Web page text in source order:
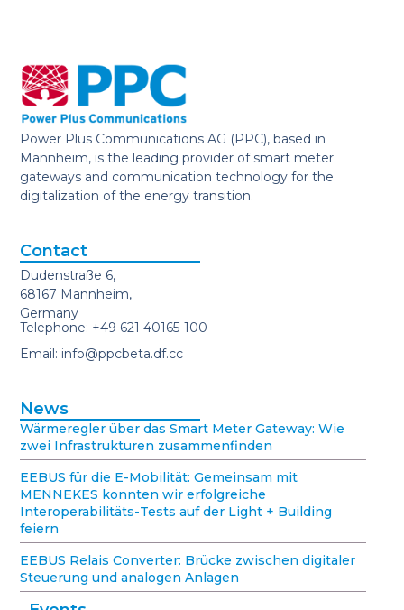
Power Plus Communications AG (PPC), based in
Mannheim, is the leading provider of smart meter
gateways and communication technology for the
digitalization of the energy transition.
News
Wärmeregler über das Smart Meter Gateway: Wie
zwei Infrastrukturen zusammenfinden
EEBUS für die E-Mobilität: Gemeinsam mit
MENNEKES konnten wir erfolgreiche
Interoperabilitäts-Tests auf der Light + Building
feiern
EEBUS Relais Converter: Brücke zwischen digitaler
Steuerung und analogen Anlagen
Contact
Dudenstraße 6,
68167 Mannheim,
Germany
Telephone: +49 621 40165-100
Email: info@ppcbeta.df.cc